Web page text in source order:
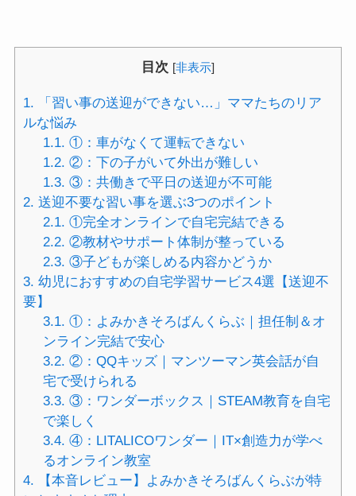
目次 [非表示]
1. 「習い事の送迎ができない…」ママたちのリア
ルな悩み
1.1. ①：車がなくて運転できない
1.2. ②：下の子がいて外出が難しい
1.3. ③：共働きで平日の送迎が不可能
2. 送迎不要な習い事を選ぶ3つのポイント
2.1. ①完全オンラインで自宅完結できる
2.2. ②教材やサポート体制が整っている
2.3. ③子どもが楽しめる内容かどうか
3. 幼児におすすめの自宅学習サービス4選【送迎不
要】
3.1. ①：よみかきそろばんくらぶ｜担任制＆オ
ンライン完結で安心
3.2. ②：QQキッズ｜マンツーマン英会話が自
宅で受けられる
3.3. ③：ワンダーボックス｜STEAM教育を自宅
で楽しく
3.4. ④：LITALICOワンダー｜IT×創造力が学べ
るオンライン教室
4. 【本音レビュー】よみかきそろばんくらぶが特